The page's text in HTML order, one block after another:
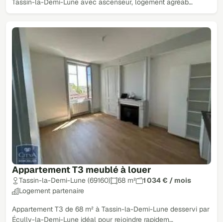
Tassin-la-Demi-Lune avec ascenseur, logement agréab…
Appartement T3 meublé à louer
Tassin-la-Demi-Lune (69160) 68 m²
1 034 € / mois
Logement partenaire
Appartement T3 de 68 m² à Tassin-la-Demi-Lune desservi par
Écully-la-Demi-Lune idéal pour rejoindre rapidem…